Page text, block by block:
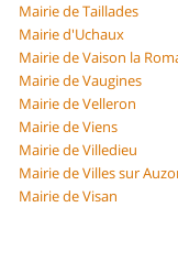
Mairie de Taillades
Mairie d'Uchaux
Mairie de Vaison la
Mairie de Vaugines
Mairie de Velleron
Mairie de Viens
Mairie de Villedieu
Mairie de Villes sur
Mairie de Visan